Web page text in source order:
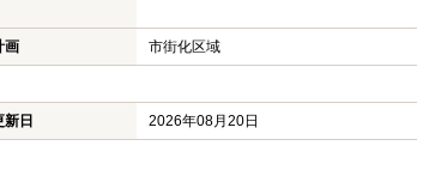
画 市街化区域
日
2026年08月20日